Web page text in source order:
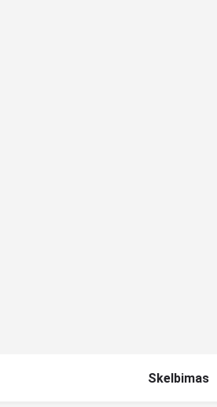
Skelbimas